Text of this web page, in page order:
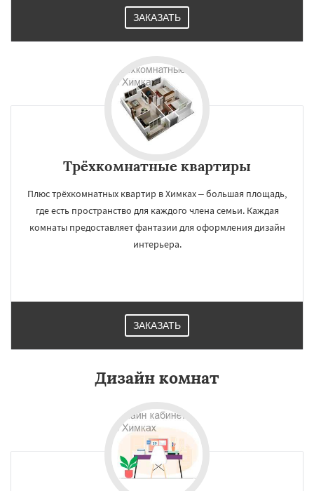
ЗАКАЗАТЬ
Трёхкомнатные квартиры
Плюс трёхкомнатных квартир в Химках – большая площадь,
где есть пространство для каждого члена семьи. Каждая
комнаты предоставляет фантазии для оформления дизайн
интерьера.
ЗАКАЗАТЬ
Дизайн комнат